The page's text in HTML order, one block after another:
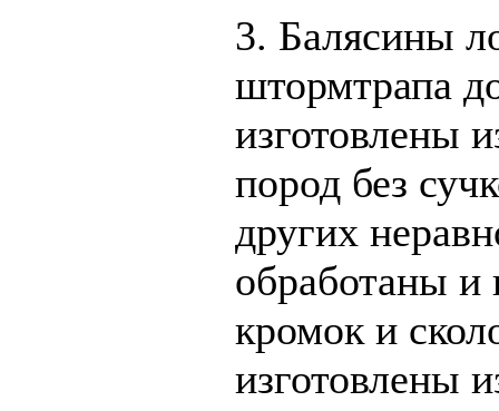
3. Балясины
штормтрапа
изготовлены
пород без
других
обработаны и
кромок и
изготовлены